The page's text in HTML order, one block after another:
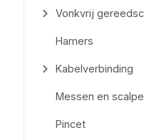
Vonkvrij
Hamers
Kabelverbinding
Messen en
Pincet